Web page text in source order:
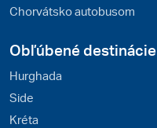
Chorvátsko autobusom
Obľúbené destinácie
Hurghada
Side
Kréta